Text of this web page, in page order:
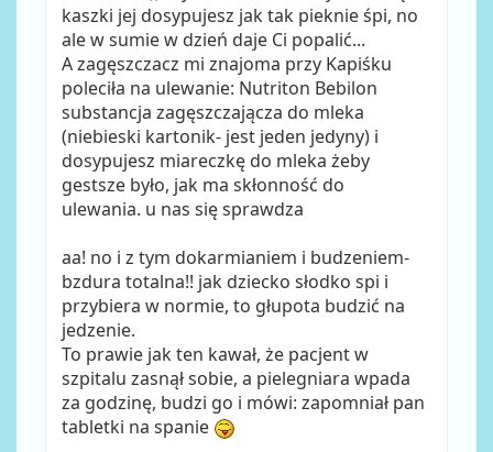
kaszki jej dosypujesz jak tak pieknie śpi, no
ale w sumie w dzień daje Ci popalić...
A zagęszczacz mi znajoma przy Kapiśku
poleciła na ulewanie: Nutriton Bebilon
substancja zagęszczającza do mleka
(niebieski kartonik- jest jeden jedyny) i
dosypujesz miareczkę do mleka żeby
gestsze było, jak ma skłonność do
ulewania. u nas się sprawdza
aa! no i z tym dokarmianiem i budzeniem-
bzdura totalna!! jak dziecko słodko spi i
przybiera w normie, to głupota budzić na
jedzenie.
To prawie jak ten kawał, że pacjent w
szpitalu zasnął sobie, a pielegniara wpada
za godzinę, budzi go i mówi: zapomniał pan
tabletki na spanie